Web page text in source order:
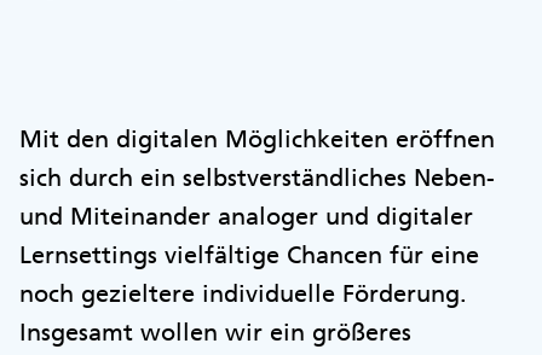
Mit den digitalen Möglichkeiten eröffnen
sich durch ein selbstverständliches Neben-
und Miteinander analoger und digitaler
Lernsettings vielfältige Chancen für eine
noch gezieltere individuelle Förderung.
Insgesamt wollen wir ein größeres